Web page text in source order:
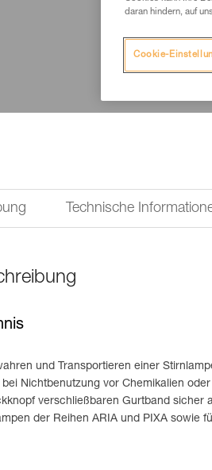
Technische
und Transportieren einer
Nichtbenutzung vor Chemikalien
verschließbaren Gurtband sicher
der Reihen ARIA und PIXA sowie
daran hindern, auf
Cookie-